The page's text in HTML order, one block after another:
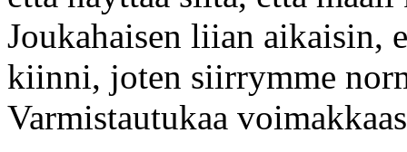
Joukahaisen liian aikaisin,
kiinni, joten siirrymme
Varmistautukaa